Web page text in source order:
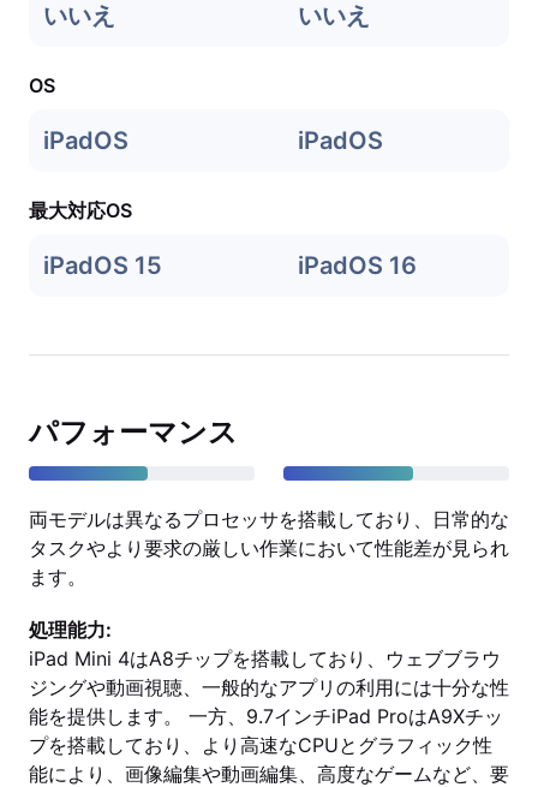
いいえ いいえ
OS
iPadOS iPadOS
最大対応OS
iPadOS 15 iPadOS 16
パフォーマンス
両モデルは異なるプロセッサを搭載しており、日常的な
タスクやより要求の厳しい作業において性能差が見られ
ます。
処理能力:
iPad Mini 4はA8チップを搭載しており、ウェブブラウ
ジングや動画視聴、一般的なアプリの利用には十分な性
能を提供します。 一方、9.7インチiPad ProはA9Xチッ
プを搭載しており、より高速なCPUとグラフィック性
能により、画像編集や動画編集、高度なゲームなど、要